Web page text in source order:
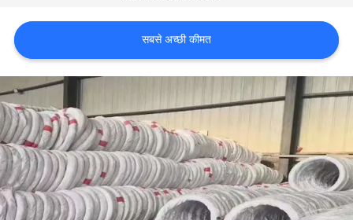
संपर्क
करें
एक
उद्धरण
का
अनुरोध
करें
सबसे अच्छी कीमत